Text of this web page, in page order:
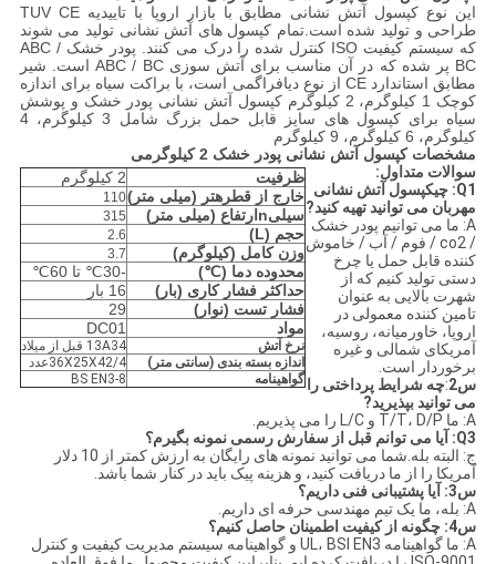
حریم
خصوصی
این نوع کپسول آتش نشانی مطابق با بازار اروپا با تاییدیه TUV CE
طراحی و تولید شده است.تمام کپسول های آتش نشانی تولید می شوند
که سیستم کیفیت ISO کنترل شده را درک می کنند. پودر خشک ABC /
BC پر شده که در آن مناسب برای آتش سوزی ABC / BC است. شیر
مطابق استاندارد CE از نوع دیافراگمی است، با براکت سیاه برای اندازه
کوچک 1 کیلوگرم، 2 کیلوگرم کپسول آتش نشانی پودر خشک و پوشش
سیاه برای کپسول های سایز قابل حمل بزرگ شامل 3 کیلوگرم، 4
کیلوگرم، 6 کیلوگرم، 9 کیلوگرم
مشخصات کپسول آتش نشانی پودر خشک 2 کیلوگرمی
ظرفیت
2 کیلوگرم
خارج از قطرهتر (میلی متر)110
سیلیn ارتفاع (میلی متر) 315
حجم (L) 2.6
وزن کامل (کیلوگرم) 3.7
محدوده دما (℃)
-30℃ تا 60℃
حداکثر فشار کاری (بار)
16 بار
فشار تست (نوار)
29
مواد
DC01
نرخ آتش
13A34 قبل از میلاد
اندازه بسته بندی (سانتی متر)
36X25X42/4عدد
گواهینامه
BS EN3-8
سوالات متداول:
Q1: چیکپسول آتش نشانی
مهربان می توانید تهیه کنید?
A: ما می توانیم پودر خشک
/ co2 / فوم / آب / خاموش
کننده قابل حمل یا چرخ
دستی تولید کنیم که از
شهرت بالایی به عنوان
تامین کننده معمولی در
اروپا، خاورمیانه، روسیه،
آمریکای شمالی و غیره
برخوردار است.
س2
:چه شرایط پرداختی را
می توانید بپذیرید?
A: ما T/T، D/P و L/C را می پذیریم.
Q3: آیا می توانم قبل از سفارش رسمی نمونه بگیرم؟
ج: البته بله.شما می توانید نمونه های رایگان به ارزش کمتر از 10 دلار
آمریکا را از ما دریافت کنید، و هزینه پیک باید در کنار شما باشد.
س3: آیا پشتیبانی فنی داریم؟
A: بله، ما یک تیم مهندسی حرفه ای داریم.
س4: چگونه از کیفیت اطمینان حاصل کنیم؟
A: ما گواهینامه UL، BSI EN3 و گواهینامه سیستم مدیریت کیفیت و کنترل